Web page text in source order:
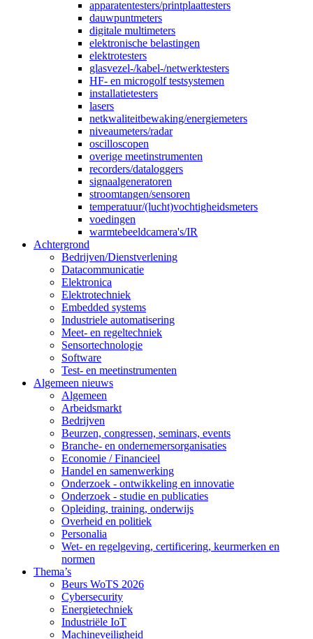
apparatentesters/printplaattesters
dauwpuntmeters
digitale multimeters
elektronische belastingen
elektrotesters
glasvezel-/kabel-/netwerktesters
HF- en microgolf testsystemen
installatietesters
lasers
netkwaliteitbewaking/energiemeters
niveaumeters/radar
oscilloscopen
overige meetinstrumenten
recorders/dataloggers
signaalgeneratoren
stroomtangen/sensoren
temperatuur/(lucht)vochtigheidsmeters
voedingen
warmtebeeldcamera's/IR
Achtergrond
Bedrijven/Dienstverlening
Datacommunicatie
Elektronica
Elektrotechniek
Embedded systems
Industriele automatisering
Meet- en regeltechniek
Sensortechnologie
Software
Test- en meetinstrumenten
Algemeen nieuws
Algemeen
Arbeidsmarkt
Bedrijven
Beurzen, congressen, seminars, events
Branche- en ondernemersorganisaties
Economie / Financieel
Handel en samenwerking
Onderzoek - ontwikkeling en innovatie
Onderzoek - studie en publicaties
Opleiding, training, onderwijs
Overheid en politiek
Personalia
Wet- en regelgeving, certificering, keurmerken en
normen
Thema’s
Beurs WoTS 2026
Cybersecurity
Energietechniek
Industriële IoT
Machineveiligheid